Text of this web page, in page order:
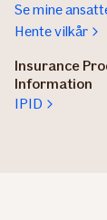
Se mine
Hente vilkår
Insurance
Information
IPID